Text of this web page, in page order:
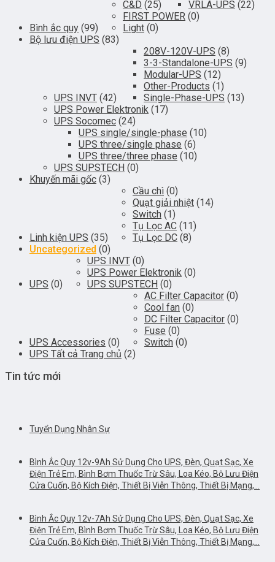
Bình ắc quy (99)
C&D (25) VRLA-UPS (22)
FIRST POWER (0)
Light (0)
Bộ lưu điện UPS (83)
UPS INVT (42)
208V-120V-UPS (8)
3-3-Standalone-UPS (9)
Modular-UPS (12)
Other-Products (1)
Single-Phase-UPS (13)
UPS Power Elektronik (17)
UPS Socomec (24)
UPS single/single-phase (10)
UPS three/single phase (6)
UPS three/three phase (10)
UPS SUPSTECH (0)
Khuyến mãi gốc (3)
Linh kiện UPS (35)
Cầu chì (0)
Quạt giải nhiệt (14)
Switch (1)
Tụ Lọc AC (11)
Tụ Lọc DC (8)
Uncategorized (0)
UPS (0)
UPS INVT (0)
UPS Power Elektronik (0)
UPS SUPSTECH (0)
UPS Accessories (0)
AC Filter Capacitor (0)
Cool fan (0)
DC Filter Capacitor (0)
Fuse (0)
Switch (0)
UPS Tất cả Trang chủ (2)
Tin tức mới
Tuyển Dụng Nhân Sự
Bình Ắc Quy 12v-9Ah Sử Dụng Cho UPS, Đèn, Quạt Sạc, Xe
Điện Trẻ Em, Bình Bơm Thuốc Trừ Sâu, Loa Kéo, Bộ Lưu Điện
Cửa Cuốn, Bộ Kích Điện, Thiết Bị Viễn Thông, Thiết Bị Mạng,…
Bình Ắc Quy 12v-7Ah Sử Dụng Cho UPS, Đèn, Quạt Sạc, Xe
Điện Trẻ Em, Bình Bơm Thuốc Trừ Sâu, Loa Kéo, Bộ Lưu Điện
Cửa Cuốn, Bộ Kích Điện, Thiết Bị Viễn Thông, Thiết Bị Mạng,…